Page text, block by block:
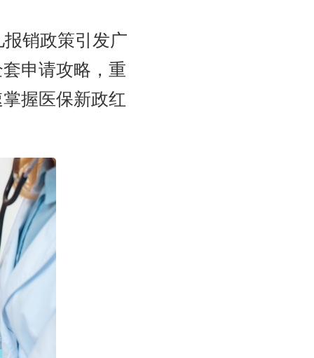
销政策引发广
申请攻略，重
握医保新政红